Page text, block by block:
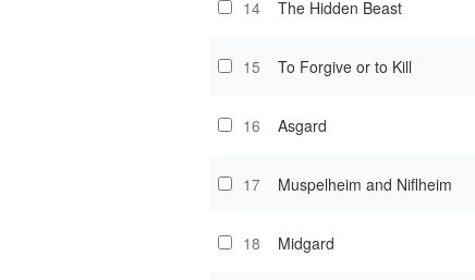
14 The Hidden Beast
15 To Forgive or to Kill
16 Asgard
17 Muspelheim and Niflheim
18 Midgard